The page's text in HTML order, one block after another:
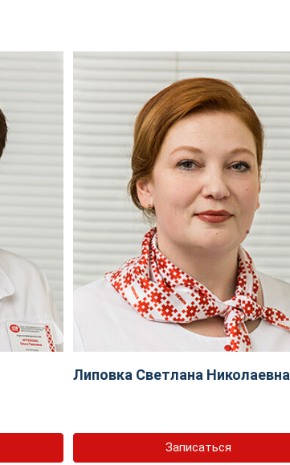
Липовка Светлана Николаевна
Записаться